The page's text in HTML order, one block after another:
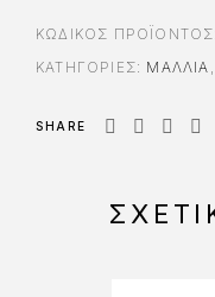
ΚΩΔΙΚΌΣ ΠΡΟΪΌΝΤΟΣ:
ΚΑΤΗΓΟΡΊΕΣ: ΜΑΛΛΙΑ
SHARE